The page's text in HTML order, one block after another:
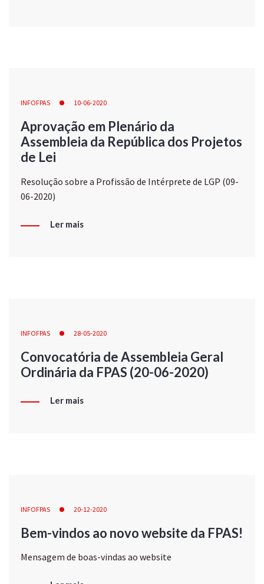
INFOFPAS 10-06-2020
Aprovação em Plenário da
Assembleia da República dos Projetos
de Lei
Resolução sobre a Profissão de Intérprete de LGP (09-
06-2020)
Ler mais
INFOFPAS 28-05-2020
Convocatória de Assembleia Geral
Ordinária da FPAS (20-06-2020)
Ler mais
INFOFPAS 20-12-2020
Bem-vindos ao novo website da FPAS!
Mensagem de boas-vindas ao website